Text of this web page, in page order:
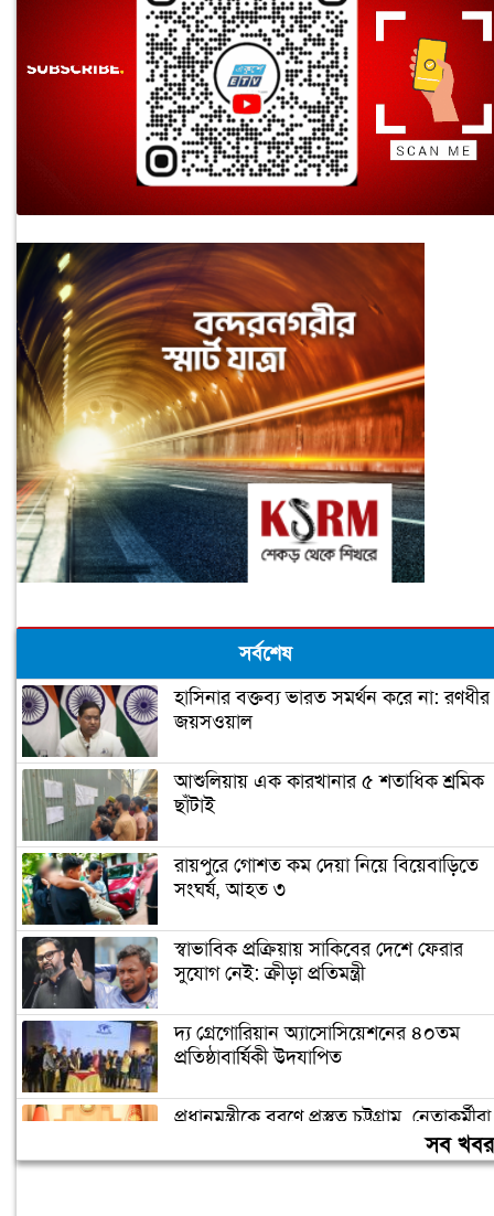
সর্বশেষ
হাসিনার বক্তব্য ভারত সমর্থন করে না: রণধীর
জয়সওয়াল
আশুলিয়ায় এক কারখানার ৫ শতাধিক শ্রমিক
ছাঁটাই
রায়পুরে গোশত কম দেয়া নিয়ে বিয়েবাড়িতে
সংঘর্ষ, আহত ৩
স্বাভাবিক প্রক্রিয়ায় সাকিবের দেশে ফেরার
সুযোগ নেই: ক্রীড়া প্রতিমন্ত্রী
দ্য গ্রেগোরিয়ান অ্যাসোসিয়েশনের ৪০তম
প্রতিষ্ঠাবার্ষিকী উদযাপিত
প্রধানমন্ত্রীকে বরণে প্রস্তুত চট্টগ্রাম, নেতাকর্মীরা
সব